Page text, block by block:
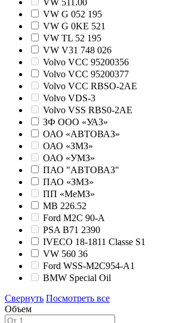
VW 511.00
VW G 052 195
VW G 0KE 521
VW TL 52 195
VW V31 748 026
Volvo VCC 95200356
Volvo VCC 95200377
Volvo VCC RBSO-2AE
Volvo VDS-3
Volvo VSS RBS0-2AE
ЗФ ООО «УАЗ»
ОАО «АВТОВАЗ»
ОАО «ЗМЗ»
ОАО «УМЗ»
ПАО "АВТОВАЗ"
ПАО «ЗМЗ»
ПП «МеМЗ»
MB 226.52
Ford M2C 90-А
PSA B71 2390
IVECO 18-1811 Classe S1
VW 560 36
Ford WSS-M2C954-A1
BMW Special Oil
Свернуть Посмотреть все
Объем